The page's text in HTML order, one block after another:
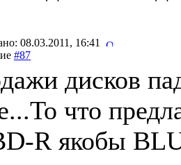
08.03.2011, 16:41
#87
дисков
что
R якобы